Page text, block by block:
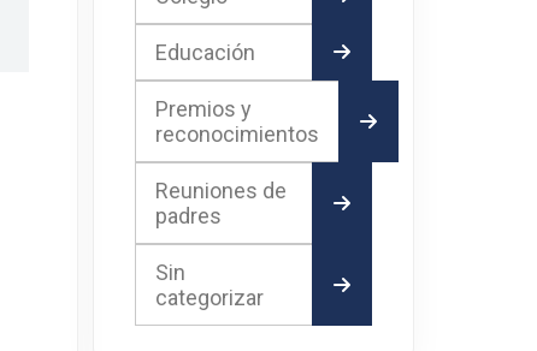
Educación
Premios y
reconocimientos
Reuniones de
padres
Sin
categorizar